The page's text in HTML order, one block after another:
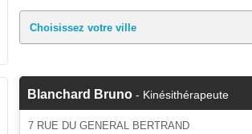
Blanchard Bruno - Kinésithérapeute
7 RUE DU GENERAL BERTRAND